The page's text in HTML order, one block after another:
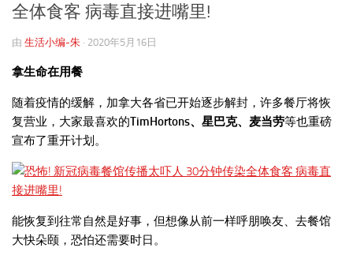
全体食客 病毒直接进嘴里!
由 生活小编-朱 · 2020年5月16日
拿生命在用餐
随着疫情的缓解，加拿大各省已开始逐步解封，许多餐厅将恢
复营业，大家最喜欢的TimHortons、星巴克、麦当劳等也重磅
宣布了重开计划。
能恢复到往常自然是好事，但想像从前一样呼朋唤友、去餐馆
大快朵颐，恐怕还需要时日。